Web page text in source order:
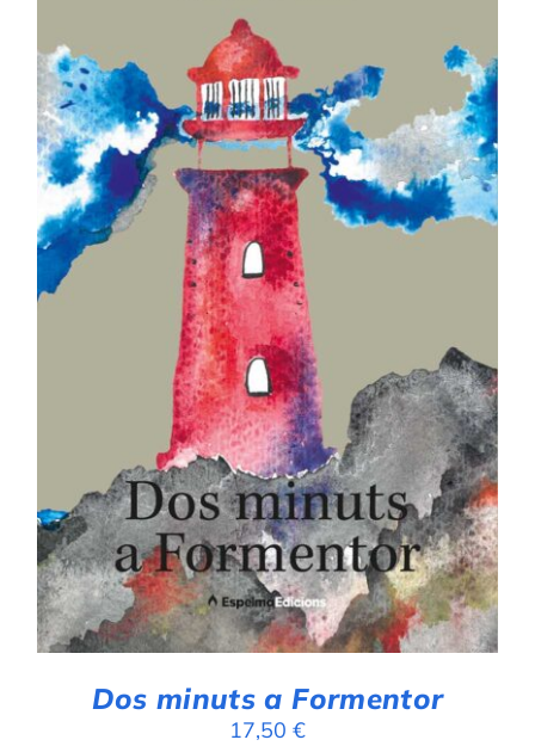
AFEGEIX A LA CISTELLA
Dos minuts a Formentor
17,50 €